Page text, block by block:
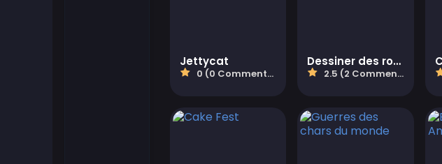
Jettycat
0 (0 Commentaires)
Dessiner des roues
2.5 (2 Commentaires)